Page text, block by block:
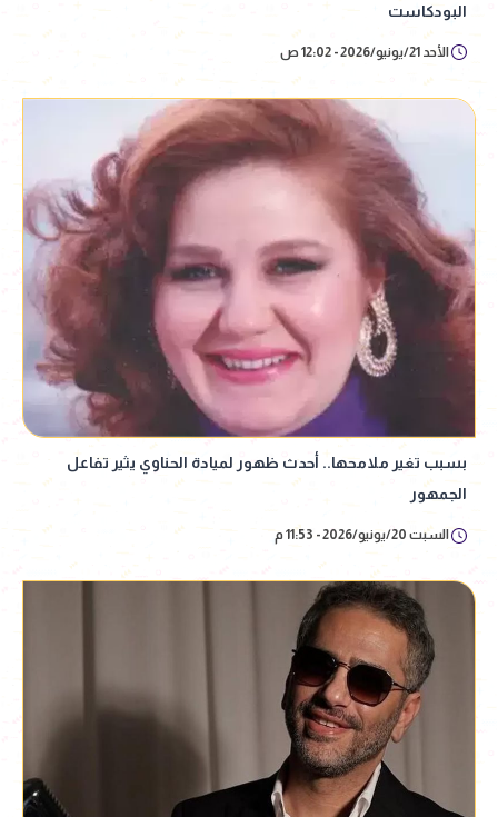
البودكاست
الأحد 21/يونيو/2026 - 12:02 ص
بسبب تغير ملامحها.. أحدث ظهور لميادة الحناوي يثير تفاعل
الجمهور
السبت 20/يونيو/2026 - 11:53 م